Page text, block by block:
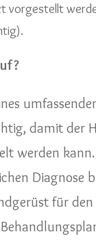
vorgestellt
damit der
werden kann.
Diagnose
für den